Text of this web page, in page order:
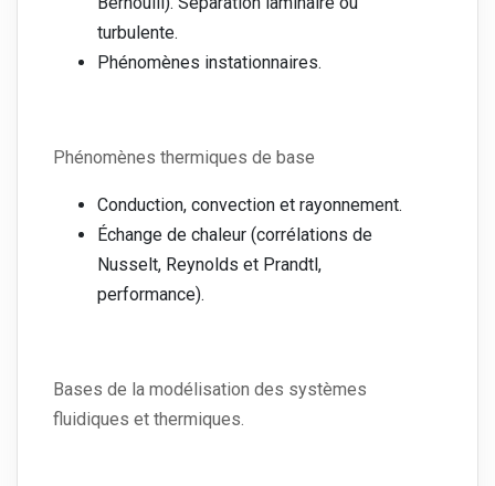
turbulente.
Phénomènes instationnaires.
Phénomènes thermiques de base
Conduction, convection et rayonnement.
Échange de chaleur (corrélations de
Nusselt, Reynolds et Prandtl,
performance).
Bases de la modélisation des systèmes
fluidiques et thermiques.